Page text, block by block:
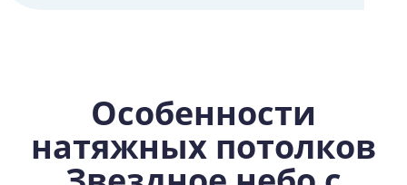
Особенности
натяжных потолков